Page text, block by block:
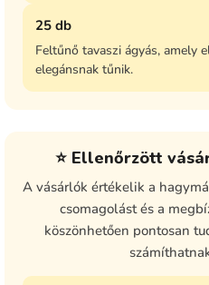
25 db
Feltűnő tavaszi ágyás, amely
elegánsnak tűnik.
⭐ Ellenőrzött
A vásárlók értékelik a
csomagolást és a
köszönhetően pontosan